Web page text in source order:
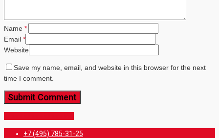
Name *
Email *
Website
Save my name, email, and website in this browser for the next
time I comment.
Close
+7 (495) 785-31-25